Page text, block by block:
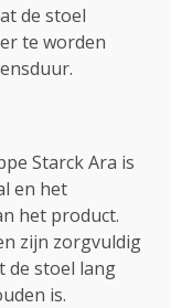
de stoel
te worden
Starck Ara is
en het
het product.
zijn zorgvuldig
de stoel lang
is.